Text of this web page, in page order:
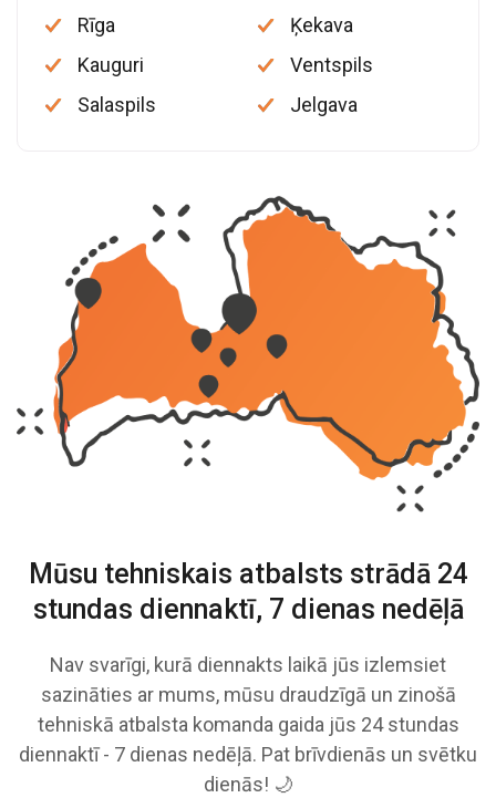
Rīga
Kauguri
Salaspils
Ķekava
Ventspils
Jelgava
Mūsu tehniskais atbalsts strādā24
stundas diennaktī, 7 dienas nedēļā
Nav svarīgi, kurā diennakts laikā jūs izlemsiet
sazināties ar mums, mūsu draudzīgā un zinošā
tehniskā atbalsta komanda gaida jūs 24 stundas
diennaktī - 7 dienas nedēļā. Pat brīvdienās un svētku
dienās! 🌙